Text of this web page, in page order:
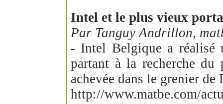
Intel et le plus vieux
Par Tanguy Andrillon,
- Intel Belgique a réalisé
partant à la recherche
achevée dans le grenier de
http://www.matbe.com/